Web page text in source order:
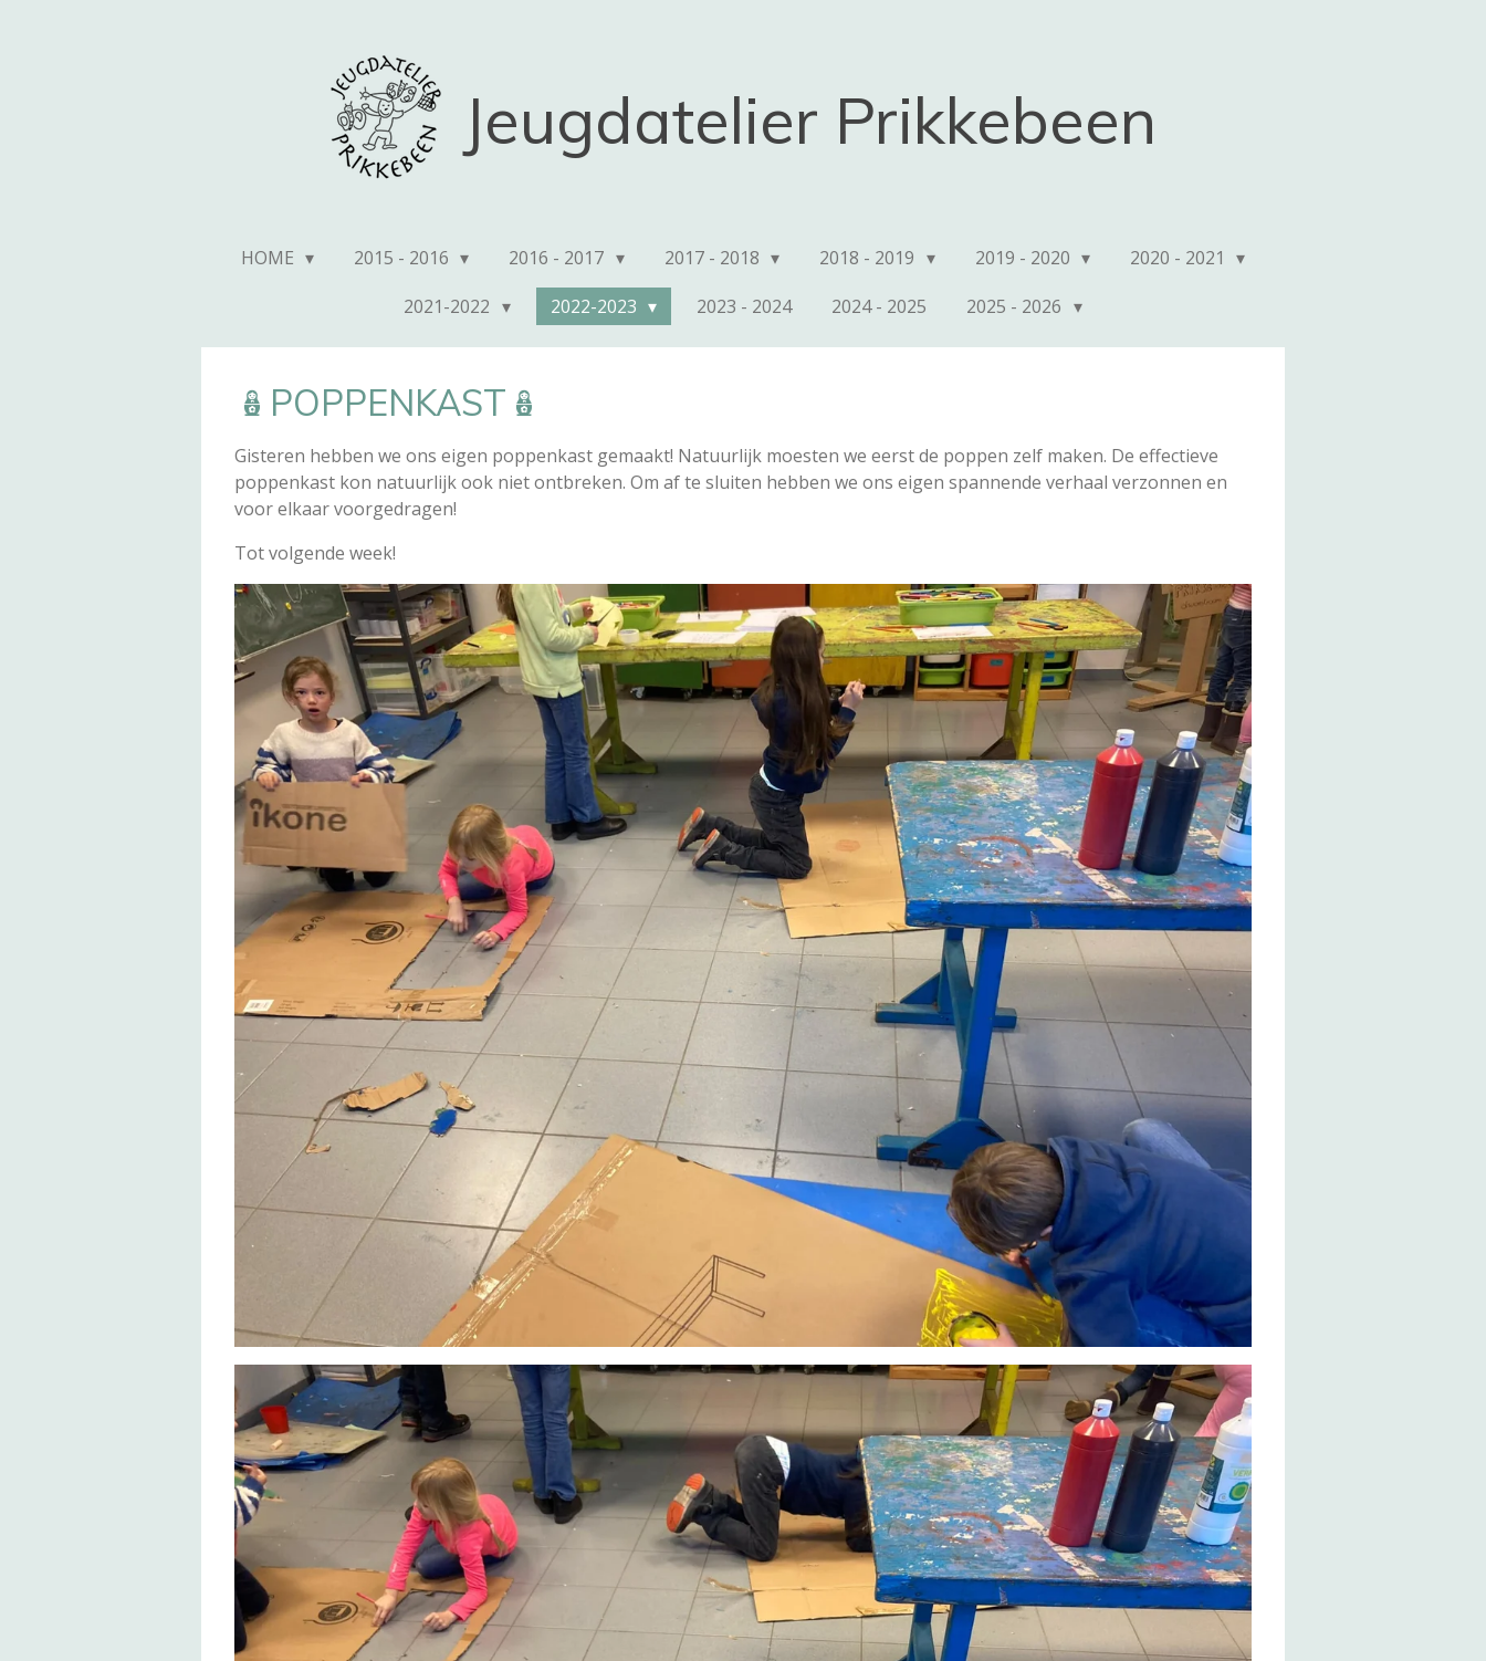
Jeugdatelier Prikkebeen
HOME 2015 - 2016 2016 - 2017 2017 - 2018 2018 - 2019 2019 - 2020
2020 - 2021
2021-2022
2022-2023 2023 - 2024 2024 - 2025 2025 - 2026
🪆POPPENKAST🪆
Gisteren hebben we ons eigen poppenkast gemaakt! Natuurlijk moesten we eerst de poppen zelf maken. De effectieve
poppenkast kon natuurlijk ook niet ontbreken. Om af te sluiten hebben we ons eigen spannende verhaal verzonnen en
voor elkaar voorgedragen!
Tot volgende week!